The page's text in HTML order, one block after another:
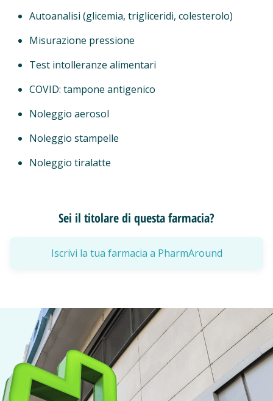
Autoanalisi (glicemia, trigliceridi, colesterolo)
Misurazione pressione
Test intolleranze alimentari
COVID: tampone antigenico
Noleggio aerosol
Noleggio stampelle
Noleggio tiralatte
Sei il titolare di questa farmacia?
Iscrivi la tua farmacia a PharmAround